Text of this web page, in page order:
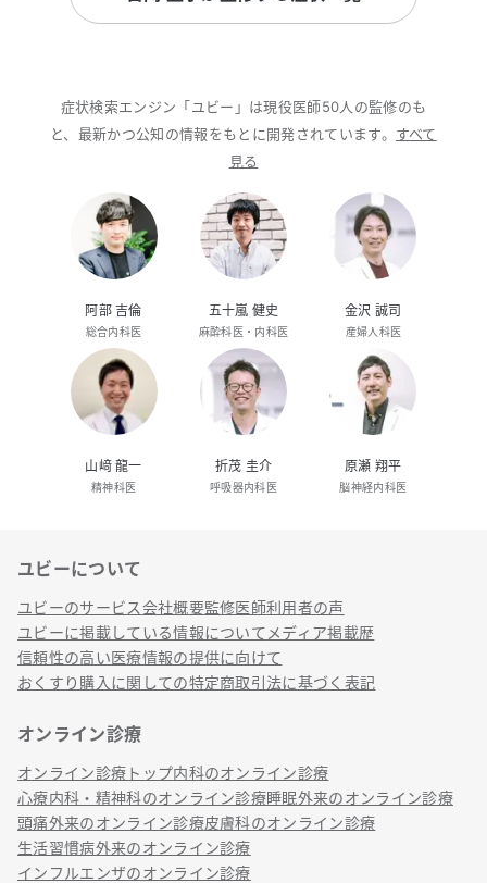
症状検索エンジン「ユビー」は現役医師50人の監修のも
と、最新かつ公知の情報をもとに開発されています。 すべて
見る
阿部 吉倫
総合内科医
五十嵐 健史
麻酔科医・内科医
金沢 誠司
産婦人科医
山﨑 龍一
精神科医
折茂 圭介
呼吸器内科医
原瀬 翔平
脳神経内科医
リンク
ユビーについて
ユビーのサービス会社概要監修医師利用者の声
ユビーに掲載している情報について メディア掲載歴
信頼性の高い医療情報の提供に向けて
おくすり購入に関しての特定商取引法に基づく表記
オンライン診療
オンライン診療トップ内科のオンライン診療
心療内科・精神科のオンライン診療睡眠外来のオンライン診療
頭痛外来のオンライン診療皮膚科のオンライン診療
生活習慣病外来のオンライン診療
インフルエンザのオンライン診療